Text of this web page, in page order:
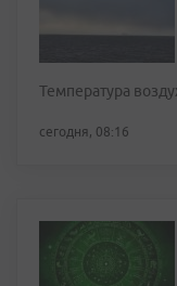
Температура
сегодня, 08:16